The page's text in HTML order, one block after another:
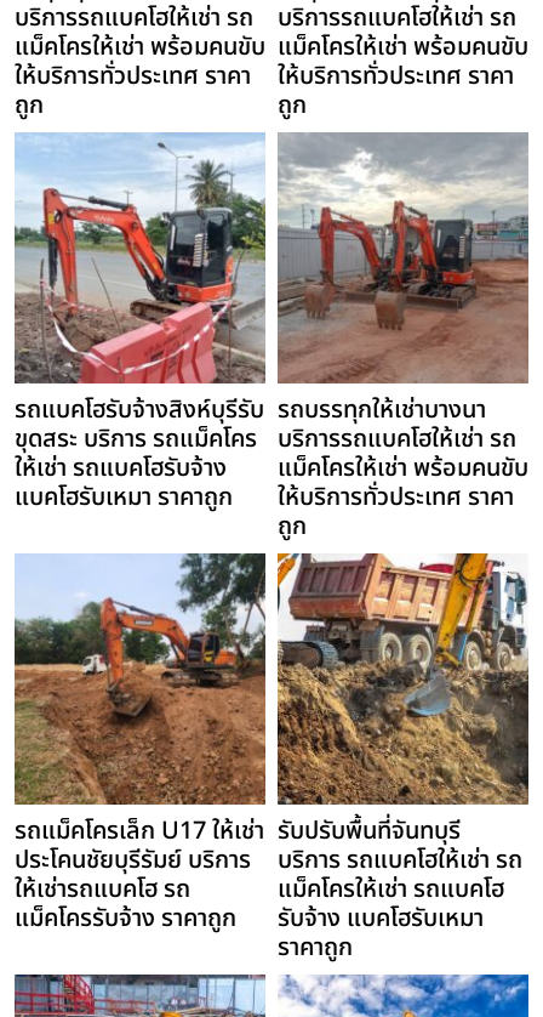
บริการรถแบคโฮให้เช่า รถ
แม็คโครให้เช่า พร้อมคนขับ
ให้บริการทั่วประเทศ ราคา
ถูก
บริการรถแบคโฮให้เช่า รถ
แม็คโครให้เช่า พร้อมคนขับ
ให้บริการทั่วประเทศ ราคา
ถูก
รถแบคโฮรับจ้างสิงห์บุรีรับ
ขุดสระ บริการ รถแม็คโคร
ให้เช่า รถแบคโฮรับจ้าง
แบคโฮรับเหมา ราคาถูก
รถบรรทุกให้เช่าบางนา
บริการรถแบคโฮให้เช่า รถ
แม็คโครให้เช่า พร้อมคนขับ
ให้บริการทั่วประเทศ ราคา
ถูก
รถแม็คโครเล็ก U17 ให้เช่า
ประโคนชัยบุรีรัมย์ บริการ
ให้เช่ารถแบคโฮ รถ
แม็คโครรับจ้าง ราคาถูก
รับปรับพื้นที่จันทบุรี
บริการ รถแบคโฮให้เช่า รถ
แม็คโครให้เช่า รถแบคโฮ
รับจ้าง แบคโฮรับเหมา
ราคาถูก